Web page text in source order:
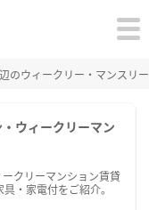
のウィークリー・マンスリ
ウィークリーマン
クリーマンション賃貸
・家電付をご紹介。